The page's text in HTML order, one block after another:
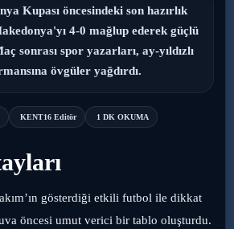
Kupası öncesindeki son hazırlık
4-0 mağlup ederek güçlü
sonrası spor yazarları, ay-yıldızlı
övgüler yağdırdı.
KENT16 Editör 1 DK OKUMA
gösterdiği etkili futbol ile dikkat
öncesi umut verici bir tablo oluşturdu.